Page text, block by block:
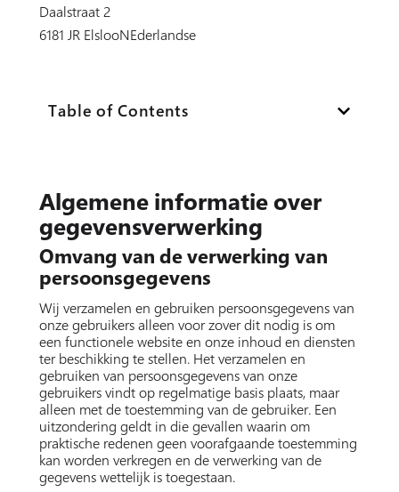
Daalstraat 2
6181 JR ElslooNEderlandse
Table of Contents
Algemene informatie over
gegevensverwerking
Omvang van de verwerking van
persoonsgegevens
Wij verzamelen en gebruiken persoonsgegevens van
onze gebruikers alleen voor zover dit nodig is om
een functionele website en onze inhoud en diensten
ter beschikking te stellen. Het verzamelen en
gebruiken van persoonsgegevens van onze
gebruikers vindt op regelmatige basis plaats, maar
alleen met de toestemming van de gebruiker. Een
uitzondering geldt in die gevallen waarin om
praktische redenen geen voorafgaande toestemming
kan worden verkregen en de verwerking van de
gegevens wettelijk is toegestaan.